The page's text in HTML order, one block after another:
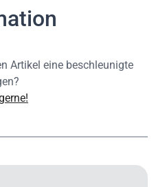
Artikel eine beschleunigte